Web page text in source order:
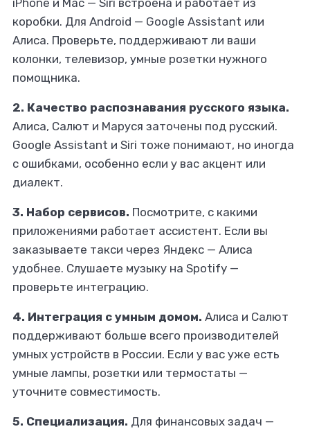
iPhone и Mac — Siri встроена и работает из
коробки. Для Android — Google Assistant или
Алиса. Проверьте, поддерживают ли ваши
колонки, телевизор, умные розетки нужного
помощника.
2. Качество распознавания русского языка.
Алиса, Салют и Маруся заточены под русский.
Google Assistant и Siri тоже понимают, но иногда
с ошибками, особенно если у вас акцент или
диалект.
3. Набор сервисов. Посмотрите, с какими
приложениями работает ассистент. Если вы
заказываете такси через Яндекс — Алиса
удобнее. Слушаете музыку на Spotify —
проверьте интеграцию.
4. Интеграция с умным домом. Алиса и Салют
поддерживают больше всего производителей
умных устройств в России. Если у вас уже есть
умные лампы, розетки или термостаты —
уточните совместимость.
5. Специализация. Для финансовых задач —